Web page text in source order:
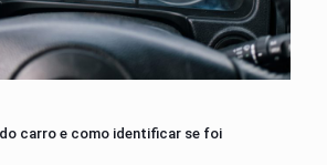
carro e como identificar se foi